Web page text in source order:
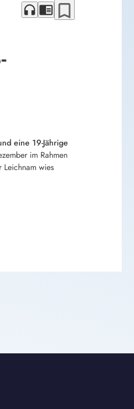
headphones chrome_reader_mode bookmark_border
eine 19-Jährige
im Rahmen
Leichnam wies